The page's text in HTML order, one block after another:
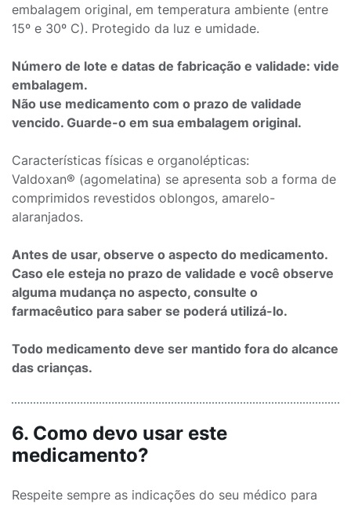
embalagem original, em temperatura ambiente (entre
15º e 30º C). Protegido da luz e umidade.
Número de lote e datas de fabricação e validade: vide
embalagem.
Não use medicamento com o prazo de validade
vencido. Guarde-o em sua embalagem original.
Características físicas e organolépticas:
Valdoxan® (agomelatina) se apresenta sob a forma de
comprimidos revestidos oblongos, amarelo-
alaranjados.
Antes de usar, observe o aspecto do medicamento.
Caso ele esteja no prazo de validade e você observe
alguma mudança no aspecto, consulte o
farmacêutico para saber se poderá utilizá-lo.
Todo medicamento deve ser mantido fora do alcance
das crianças.
6. Como devo usar este
medicamento?
Respeite sempre as indicações do seu médico para